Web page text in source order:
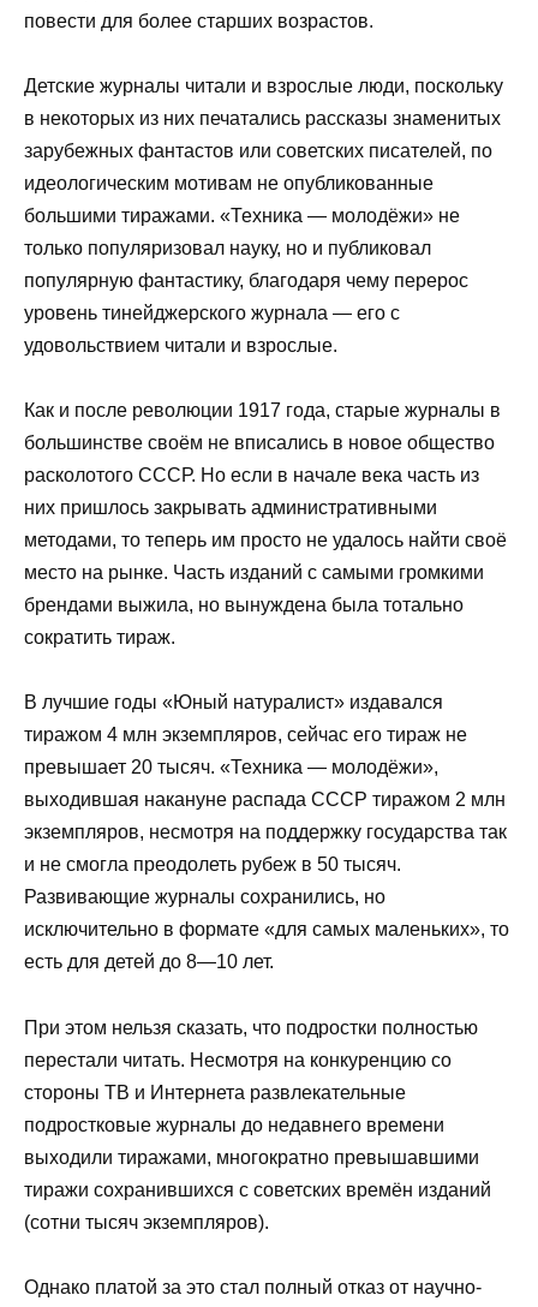
повести для более старших возрастов.
Детские журналы читали и взрослые люди, поскольку
в некоторых из них печатались рассказы знаменитых
зарубежных фантастов или советских писателей, по
идеологическим мотивам не опубликованные
большими тиражами. «Техника — молодёжи» не
только популяризовал науку, но и публиковал
популярную фантастику, благодаря чему перерос
уровень тинейджерского журнала — его с
удовольствием читали и взрослые.
Как и после революции 1917 года, старые журналы в
большинстве своём не вписались в новое общество
расколотого СССР. Но если в начале века часть из
них пришлось закрывать административными
методами, то теперь им просто не удалось найти своё
место на рынке. Часть изданий с самыми громкими
брендами выжила, но вынуждена была тотально
сократить тираж.
В лучшие годы «Юный натуралист» издавался
тиражом 4 млн экземпляров, сейчас его тираж не
превышает 20 тысяч. «Техника — молодёжи»,
выходившая накануне распада СССР тиражом 2 млн
экземпляров, несмотря на поддержку государства так
и не смогла преодолеть рубеж в 50 тысяч.
Развивающие журналы сохранились, но
исключительно в формате «для самых маленьких», то
есть для детей до 8—10 лет.
При этом нельзя сказать, что подростки полностью
перестали читать. Несмотря на конкуренцию со
стороны ТВ и Интернета развлекательные
подростковые журналы до недавнего времени
выходили тиражами, многократно превышавшими
тиражи сохранившихся с советских времён изданий
(сотни тысяч экземпляров).
Однако платой за это стал полный отказ от научно-